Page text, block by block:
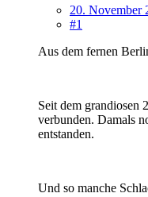
20. November
#1
Aus dem fernen
Seit dem grandiosen
verbunden. Damals
entstanden.
Und so manche